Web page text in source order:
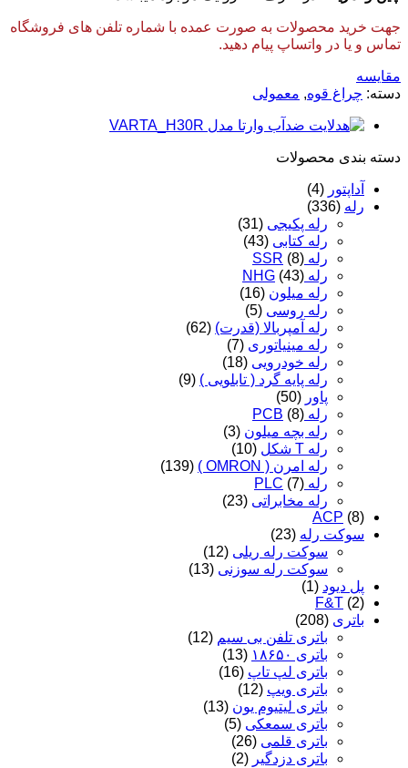
جهت خرید محصولات به صورت عمده با شماره تلفن های فروشگاه
تماس و یا در واتساپ پیام دهید.
مقایسه
دسته: چراغ قوه, معمولی
دسته‌ بندی محصولات
آداپتور (4)
رله (336)
رله پکیجی (31)
رله کتابی (43)
رله SSR (8)
رله NHG (43)
رله میلون (16)
رله روسی (5)
رله آمپربالا (قدرت) (62)
رله مینیاتوری (7)
رله خودرویی (18)
رله پایه گرد ( تابلویی ) (9)
پاور (50)
رله PCB (8)
رله بچه میلون (3)
رله T شکل
(10)
رله امرن ( OMRON )
(139)
رله PLC (7)
رله مخابراتی (23)
ACP (8)
سوکت رله (23)
سوکت رله ریلی (12)
سوکت رله سوزنی (13)
پل دیود (1)
F&T (2)
باتری (208)
باتری تلفن بی سیم (12)
باتری ۱۸۶۵۰
(13)
باتری لپ تاپ (16)
باتری ویپ (12)
باتری لیتیوم یون (13)
باتری سمعکی (5)
باتری قلمی (26)
باتری دزدگیر (2)